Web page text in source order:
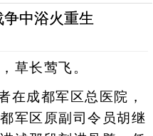
中浴火重生
长莺飞。
成都军区总医院，
军区原副司令员胡继